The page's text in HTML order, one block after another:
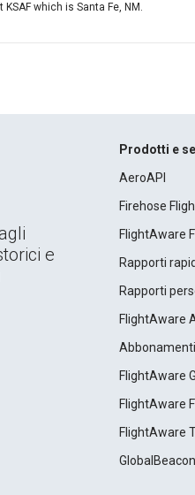
which is Santa Fe, NM.
e
Prodotti e
AeroAPI
Firehose
FlightAware
Rapporti
Rapporti
FlightAware
FlightAware
FlightAware
FlightAware
GlobalBeacon